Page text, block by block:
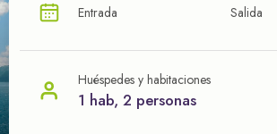
nuestras
Entrada Salida
Huéspedes y habitaciones
1 hab, 2 personas